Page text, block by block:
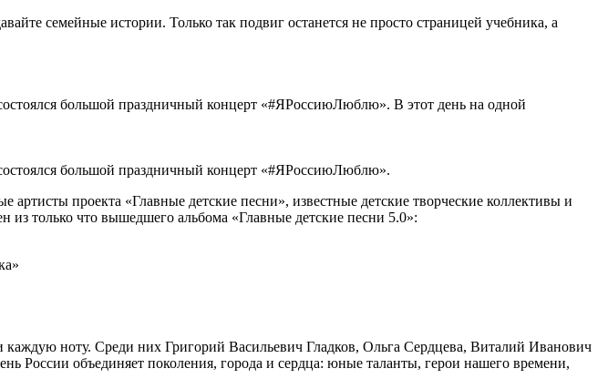
семейные истории. Только так подвиг останется не просто страницей учебника, а
большой праздничный концерт «#ЯРоссиюЛюблю». В этот день на одной
большой праздничный концерт «#ЯРоссиюЛюблю».
проекта «Главные детские песни», известные детские творческие коллективы и
только что вышедшего альбома «Главные детские песни 5.0»:
ноту. Среди них Григорий Васильевич Гладков, Ольга Сердцева, Виталий Иванович
объединяет поколения, города и сердца: юные таланты, герои нашего времени,